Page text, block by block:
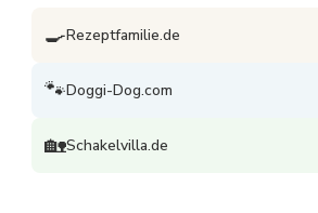
🍳Rezeptfamilie.de
🐾Doggi-Dog.com
🏡Schakelvilla.de